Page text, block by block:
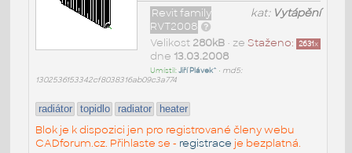
kat: Vytápění
Revit family
RVT2008
Staženo: 2631x
Velikost 280kB• ze
dne 13.03.2008
Umístil:Jiří Plávek^ • md5:
1302536153342cf8038316ab09c3a774
radiátor topidlo radiator heater
Blok je k dispozici jen pro registrované členy webu
CADforum.cz. Přihlaste se - registrace je bezplatná.